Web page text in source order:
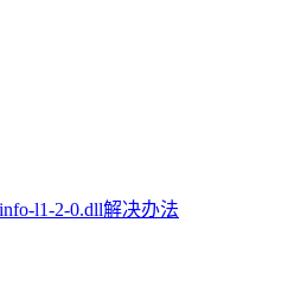
l1-2-0.dll解决办法